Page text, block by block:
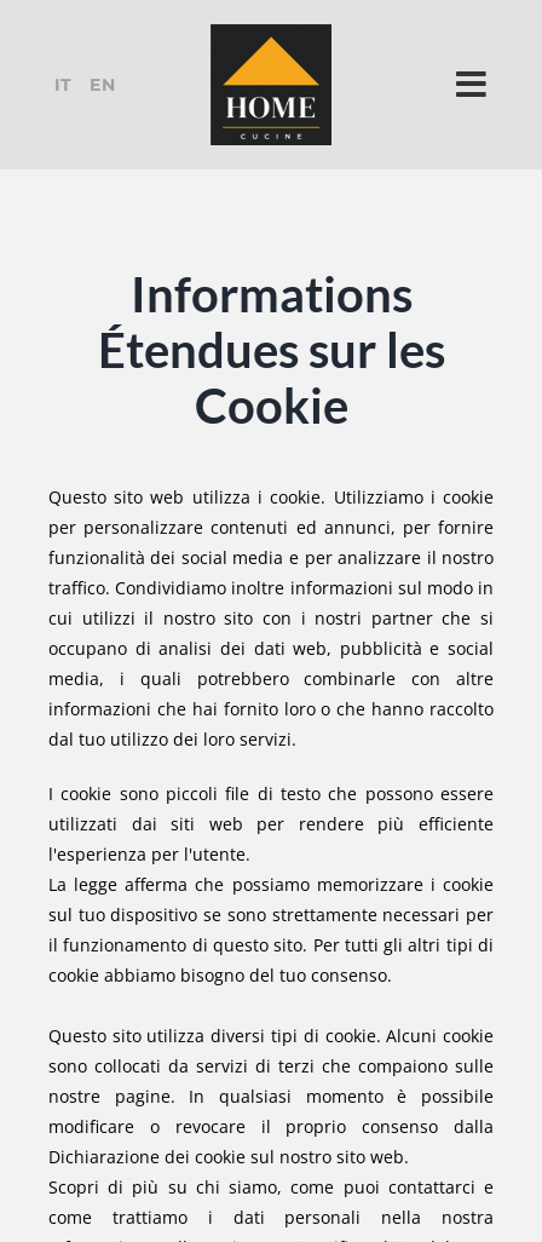
contentIT EN
Informations
Étendues sur les
Cookie
Questo sito web utilizza i cookie. Utilizziamo i cookie
per personalizzare contenuti ed annunci, per fornire
funzionalità dei social media e per analizzare il nostro
traffico. Condividiamo inoltre informazioni sul modo in
cui utilizzi il nostro sito con i nostri partner che si
occupano di analisi dei dati web, pubblicità e social
media, i quali potrebbero combinarle con altre
informazioni che hai fornito loro o che hanno raccolto
dal tuo utilizzo dei loro servizi.
I cookie sono piccoli file di testo che possono essere
utilizzati dai siti web per rendere più efficiente
l'esperienza per l'utente.
La legge afferma che possiamo memorizzare i cookie
sul tuo dispositivo se sono strettamente necessari per
il funzionamento di questo sito. Per tutti gli altri tipi di
cookie abbiamo bisogno del tuo consenso.
Questo sito utilizza diversi tipi di cookie. Alcuni cookie
sono collocati da servizi di terzi che compaiono sulle
nostre pagine. In qualsiasi momento è possibile
modificare o revocare il proprio consenso dalla
Dichiarazione dei cookie sul nostro sito web.
Scopri di più su chi siamo, come puoi contattarci e
come trattiamo i dati personali nella nostra